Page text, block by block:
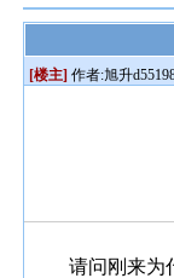
[楼主] 作者:旭升
请问刚来为